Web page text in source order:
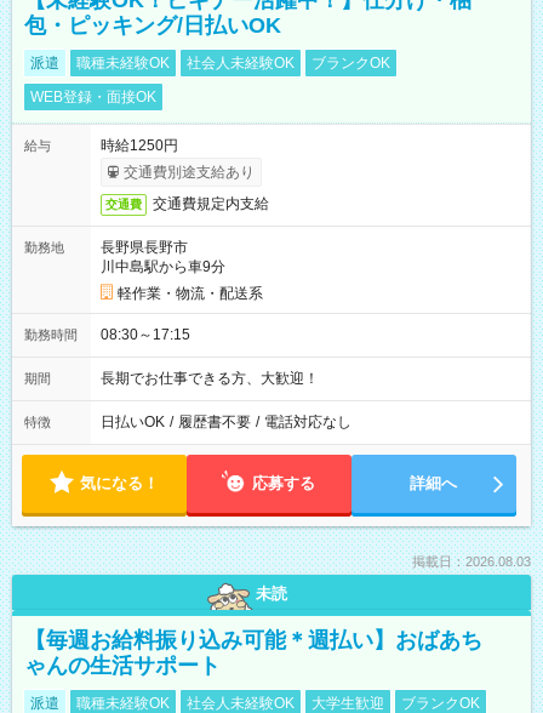
包・ピッキング/日払いOK
派遣 職種未経験OK 社会人未経験OK
ブランクOK
WEB登録・面接OK
給与
時給1250円
交通費別途支給あり
交通費 交通費規定内支給
勤務地
長野県長野市
川中島駅から車9分
軽作業・物流・配送系
勤務時間 08:30～17:15
期間 長期でお仕事できる方、大歓迎！
特徴 日払いOK / 履歴書不要 / 電話対応なし
気になる！ 応募する 詳細へ
掲載日：2026.08.03
未読
【毎週お給料振り込み可能＊週払い】おばあち
ゃんの生活サポート
派遣 職種未経験OK 社会人未経験OK 大学生歓迎
ブランクOK